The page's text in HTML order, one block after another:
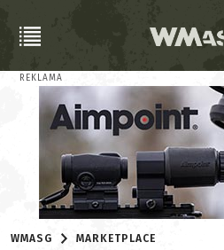
REKLAMA
WMASG MARKETPLACE